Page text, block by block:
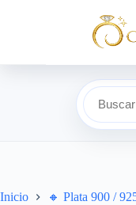
Buscar
Inicio 🔸​ Plata 900 /